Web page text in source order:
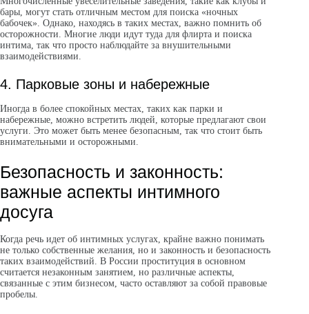
бары, могут стать отличным местом для поиска «ночных
бабочек». Однако, находясь в таких местах, важно помнить об
осторожности. Многие люди идут туда для флирта и поиска
интима, так что просто наблюдайте за внушительными
взаимодействиями.
4. Парковые зоны и набережные
Иногда в более спокойных местах, таких как парки и
набережные, можно встретить людей, которые предлагают свои
услуги. Это может быть менее безопасным, так что стоит быть
внимательными и осторожными.
Безопасность и законность:
важные аспекты интимного
досуга
Когда речь идет об интимных услугах, крайне важно понимать
не только собственные желания, но и законность и безопасность
таких взаимодействий. В России проституция в основном
считается незаконным занятием, но различные аспекты,
связанные с этим бизнесом, часто оставляют за собой правовые
пробелы.